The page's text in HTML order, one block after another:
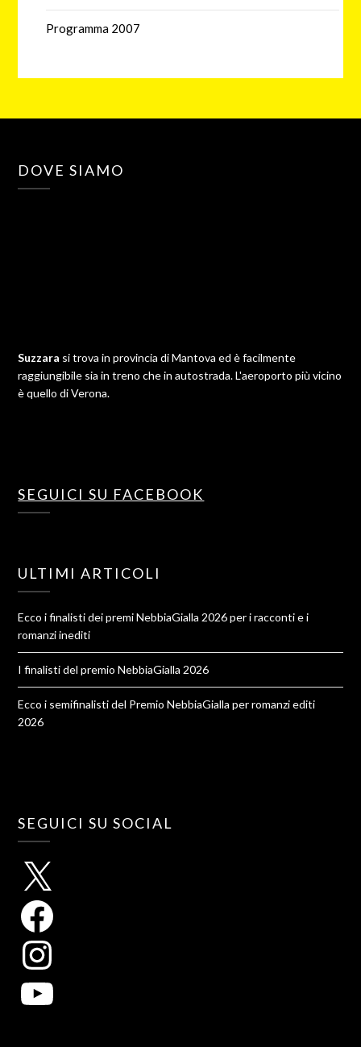
Programma 2007
DOVE SIAMO
Suzzara si trova in provincia di Mantova ed è facilmente
raggiungibile sia in treno che in autostrada. L'aeroporto più vicino
è quello di Verona.
SEGUICI SU FACEBOOK
ULTIMI ARTICOLI
Ecco i finalisti dei premi NebbiaGialla 2026 per i racconti e i
romanzi inediti
I finalisti del premio NebbiaGialla 2026
Ecco i semifinalisti del Premio NebbiaGialla per romanzi editi
2026
SEGUICI SU SOCIAL